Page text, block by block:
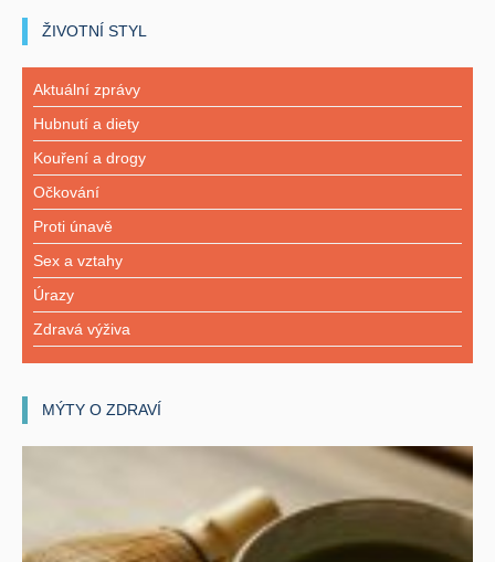
ŽIVOTNÍ STYL
Aktuální zprávy
Hubnutí a diety
Kouření a drogy
Očkování
Proti únavě
Sex a vztahy
Úrazy
Zdravá výživa
MÝTY O ZDRAVÍ